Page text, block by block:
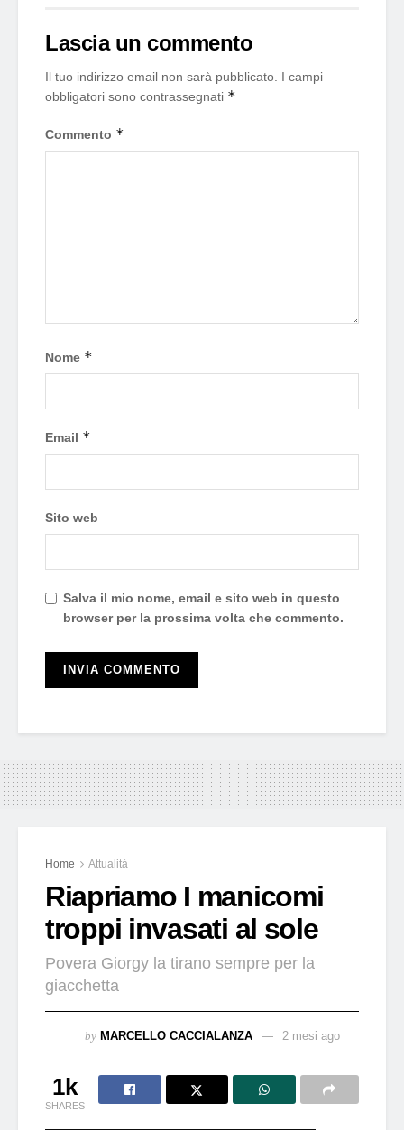
Lascia un commento
Il tuo indirizzo email non sarà pubblicato. I campi
obbligatori sono contrassegnati *
Commento *
Nome *
Email *
Sito web
Salva il mio nome, email e sito web in questo
browser per la prossima volta che commento.
Home Attualità
Riapriamo I manicomi
troppi invasati al sole
Povera Giorgy la tirano sempre per la
giacchetta
by MARCELLO CACCIALANZA 2 mesi ago
1k
SHARES